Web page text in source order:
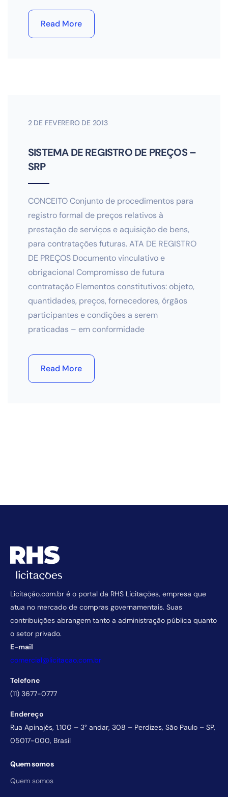
Read More
2 DE FEVEREIRO DE 2013
SISTEMA DE REGISTRO DE PREÇOS –
SRP
CONCEITO Conjunto de procedimentos para
registro formal de preços relativos à
prestação de serviços e aquisição de bens,
para contratações futuras. ATA DE REGISTRO
DE PREÇOS Documento vinculativo e
obrigacional Compromisso de futura
contratação Elementos constitutivos: objeto,
quantidades, preços, fornecedores, órgãos
participantes e condições a serem
praticadas – em conformidade
Read More
Licitação.com.br é o portal da RHS Licitações, empresa que
atua no mercado de compras governamentais. Suas
contribuições abrangem tanto a administração pública quanto
o setor privado.
E-mail
comercial@licitacao.com.br
Telefone
(11) 3677-0777
Endereço
Rua Apinajés, 1.100 – 3° andar, 308 – Perdizes, São Paulo – SP,
05017-000, Brasil
Quem somos
Quem somos